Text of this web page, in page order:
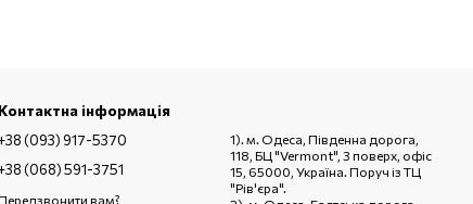
Контактна інформація
(093) 917-5370
(068) 591-3751
вам?
1). м. Одеса, Південна дорога,
118, БЦ "Vermont", 3 поверх, офіс
15, 65000, Україна. Поруч із ТЦ
"Рів'єра".